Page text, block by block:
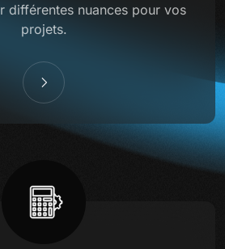
différentes nuances pour vos
projets.